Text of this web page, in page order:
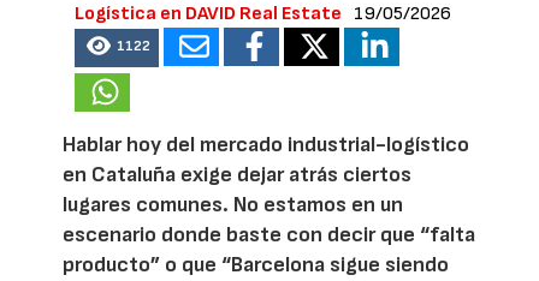
Logística en DAVID Real Estate
19/05/2026
1122
Hablar hoy del mercado industrial-logístico
en Cataluña exige dejar atrás ciertos
lugares comunes. No estamos en un
escenario donde baste con decir que “falta
producto” o que “Barcelona sigue siendo